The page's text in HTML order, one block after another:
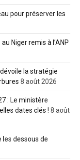
pour préserver les
Niger remis à l’ANP
la stratégie
8 août 2026
: Le ministère
dates clés ! 8 août
les dessous de